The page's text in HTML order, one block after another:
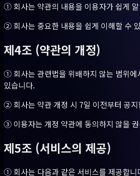
① 회사는 약관의 내용을 이용자가 쉽게
② 회사는 중요한 내용을 쉽게 이해할 수
제4조 (약관의 개정)
① 회사는 관련법을 위배하지 않는 범위에
있습니다.
② 회사는 약관 개정 시 7일 이전부터 공지
③ 이용자는 개정 약관에 동의하지 않을
제5조 (서비스의 제공)
① 회사는 다음과 같은 서비스를 제공합니